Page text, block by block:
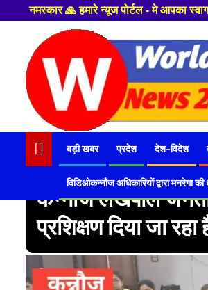
न्यूज पोर्टल - मे आपका स्वागत हैं ,यहाँ आपको
content
बड़ी खबर प्रदेश देश-विदेश
विडिओकन्नौज अधिकारियों द्वारा
कन्नौज लेखपाल
प्रशिक्षण दिया जा रहा